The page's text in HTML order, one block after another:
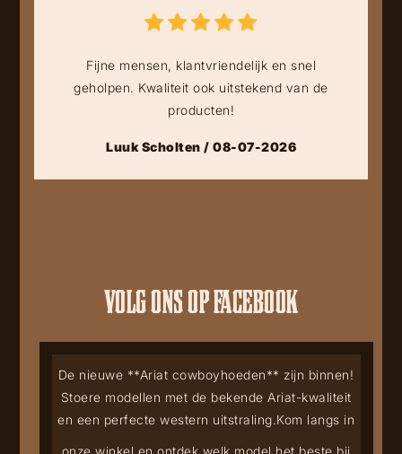
Fijne mensen, klantvriendelijk en snel
geholpen. Kwaliteit ook uitstekend van de
producten!
Luuk Scholten / 08-07-2026
VOLG ONS OP FACEBOOK
De nieuwe **Ariat cowboyhoeden** zijn binnen!
Stoere modellen met de bekende Ariat-kwaliteit
en een perfecte western uitstraling.Kom langs in
onze winkel en ontdek welk model het beste bij